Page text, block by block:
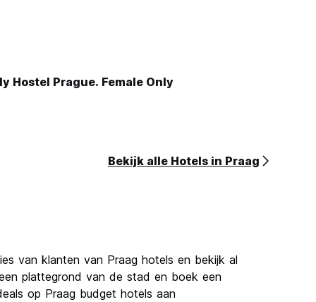
Hostel Prague. Female Only
Bekijk alle Hotels in Praag
van klanten van Praag hotels en bekijk al
plattegrond van de stad en boek een
op Praag budget hotels aan